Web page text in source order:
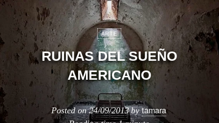
ARTE
RUINAS DEL SUEÑO
AMERICANO
Posted on24/09/2013 bytamara